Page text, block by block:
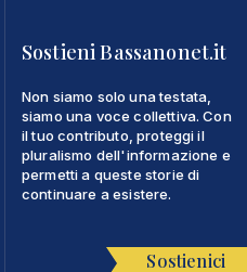
Sostieni Bassanonet.it
Non siamo solo una testata,
siamo una voce collettiva. Con
il tuo contributo, proteggi il
pluralismo dell'informazione e
permetti a queste storie di
continuare a esistere.
Sostienici